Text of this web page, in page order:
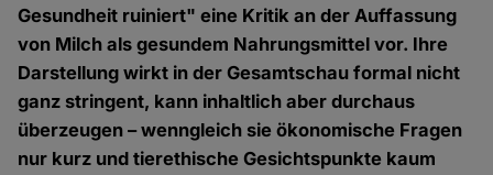
Gesundheit ruiniert" eine Kritik an der Auffassung
von Milch als gesundem Nahrungsmittel vor. Ihre
Darstellung wirkt in der Gesamtschau formal nicht
ganz stringent, kann inhaltlich aber durchaus
überzeugen – wenngleich sie ökonomische Fragen
nur kurz und tierethische Gesichtspunkte kaum